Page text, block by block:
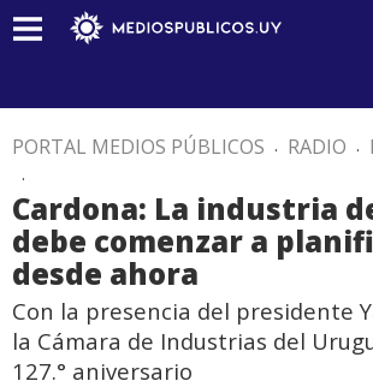
PORTAL MEDIOS PÚBLICOS . RADIO .
.
Cardona: La industria
debe comenzar a
desde ahora
Con la presencia del presidente
la Cámara de Industrias del
127.° aniversario